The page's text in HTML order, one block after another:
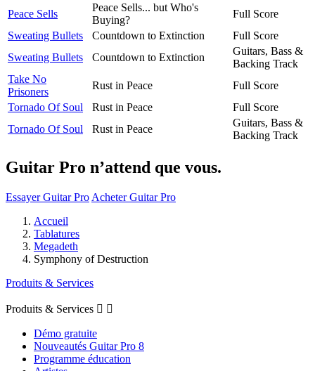
Peace Sells
Peace Sells... but Who's
Buying?
Full Score
Sweating Bullets
Countdown to Extinction
Full Score
Sweating Bullets
Countdown to Extinction
Guitars, Bass &
Backing Track
Take No
Prisoners
Rust in Peace
Full Score
Tornado Of Soul
Rust in Peace
Full Score
Tornado Of Soul
Rust in Peace
Guitars, Bass &
Backing Track
Guitar Pro n’attend que vous.
Essayer Guitar Pro Acheter Guitar Pro
Accueil
Tablatures
Megadeth
Symphony of Destruction
Produits & Services
Produits & Services  
Démo gratuite
Nouveautés Guitar Pro 8
Programme éducation